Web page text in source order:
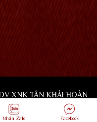
XNK TÂN KHẢI HOÀN
Facebook
Nhắn Zalo